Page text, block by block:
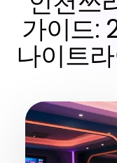
가이드:
나이트